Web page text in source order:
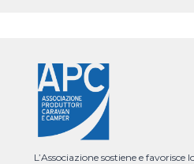
L’Associazione sostiene e